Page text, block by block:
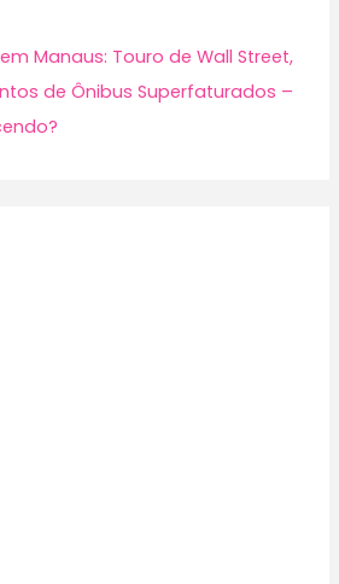
Manaus: Touro de Wall Street,
de Ônibus Superfaturados –